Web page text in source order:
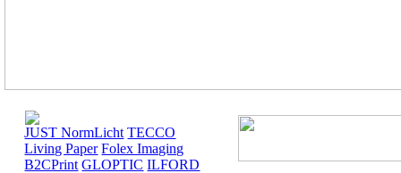
JUST NormLicht TECCO
Living Paper Folex Imaging
B2CPrint GLOPTIC ILFORD